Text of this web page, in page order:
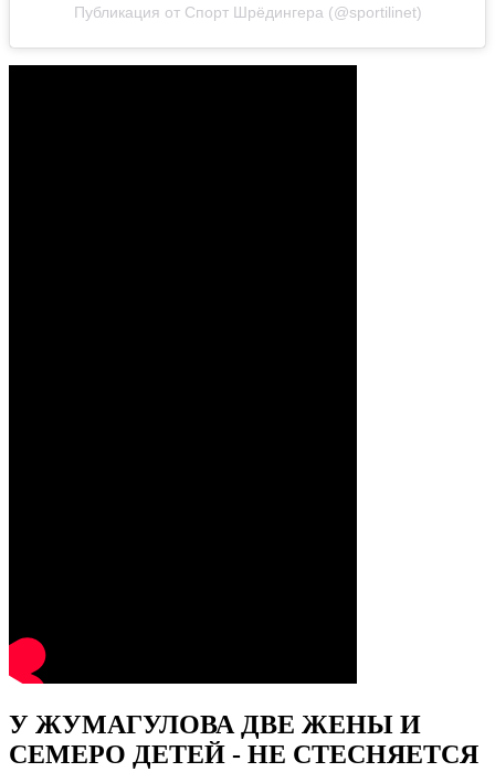
Публикация от Спорт Шрёдингера (@sportilinet)
У ЖУМАГУЛОВА ДВЕ ЖЕНЫ И
СЕМЕРО ДЕТЕЙ - НЕ СТЕСНЯЕТСЯ